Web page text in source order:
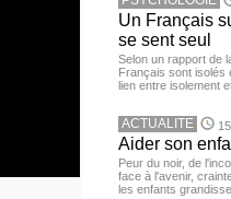
Un Français
se sent seul
Selon un rapport de
Français sont isolés
lien entre isolement
ACTUALITE
Aider son
Peur du noir, de
face à l'avenir,
les enfants